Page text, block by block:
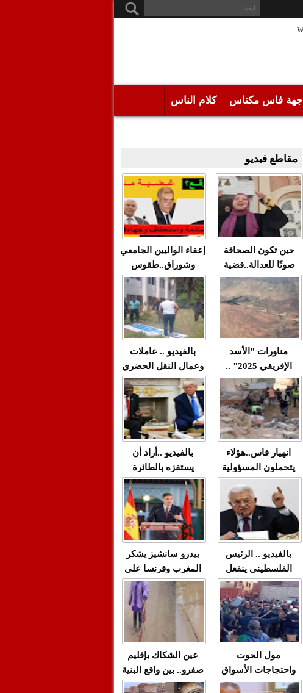
جهة فاس مكناس كلام الناس
مقاطع فيديو
حين تكون الصحافة
صوتًا للعدالة..قضية
"مولات 88 غرزة"
مثالا(فيديو)
متابعة حميد طولست
في زمن تزداد فيه
حالات العنف ضد
النساء ويغيب فيه أحيانًا
صدى العدالة في
ردهات الم...
إعفاء الواليين الجامعي
وشوراق..طقوس
صادمة وملتمس
"الوجهاء"؟/ صمت
وزارة الداخلية؟/أين
الوزير التوفيق؟(فيديو)
بالفيديو .. عاملات
وعمال النقل الحضري
بفاس يعبرون عن
ارتياحهم بعد إنهاء عقد
شركة "سيتي باص"
مناورات "الأسد
الإفريقي 2025" ..
شاهد القاذفة النووية
في تدريب مع ثماني
مقاتلات من نوع F-16
تابعة للقوات الجوية
الملكية المغربية
بالفيديو ..أراد أن
يستفزه بالطائرة
القطرية لكن ترامب
فضحه أمام العالم
بالحجة والدليل
انهيار فاس..هؤلاء
يتحملون المسؤولية
ومآسي العمارات
العشوائية مفتوحة
بيدرو سانشيز يشكر
المغرب وفرنسا على
استعادة الكهرباء عقب
انقطاعه في شبه
الجزيرة الإيبيرية
بالفيديو .. الرئيس
الفلسطيني ينفعل
ويهاجم حماس بألفاظ
قاسية على الهواء
عين الشكاك بإقليم
صفرو.. بين واقع البنية
التحتية المهترئة
مول الحوت
واحتجاجات الأسواق
الأسبوعية/الاحتقان